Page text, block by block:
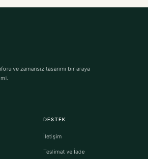
ve zamansız tasarımı bir araya
DESTEK
İletişim
Teslimat ve İade